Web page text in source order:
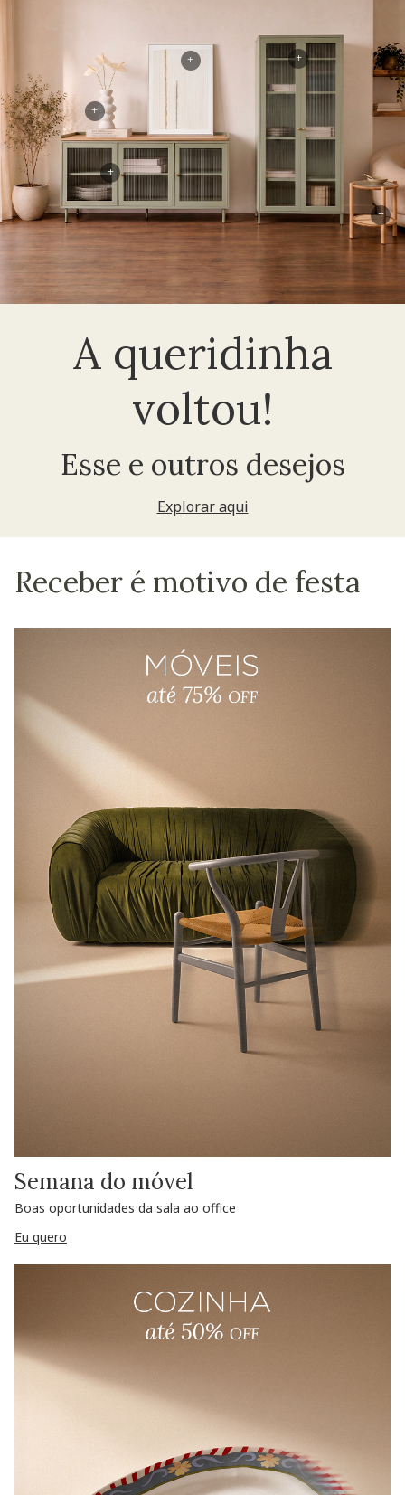
A queridinha
voltou!
Esse e outros desejos
Explorar aqui
+
+
+
+
+
Receber é motivo de festa
Semana do móvel
Boas oportunidades da sala ao office
Eu quero